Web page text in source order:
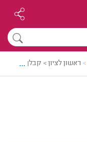
> ראשון לציון > קבלן איטום
...